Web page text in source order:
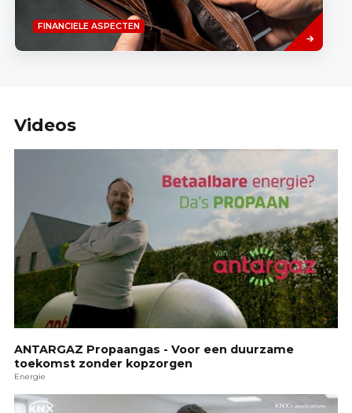
FINANCIELE ASPECTEN
Lees
meer
Videos
ANTARGAZ Propaangas - Voor een duurzame
toekomst zonder kopzorgen
Energie